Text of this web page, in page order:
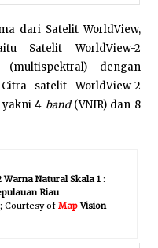
dari Satelit WorldView,
Satelit WorldView-2
dengan
satelit WorldView-2
yakni 4 band(VNIR) dan 8
Warna Natural Skala 1:
Riau
; Courtesy ofMapVision